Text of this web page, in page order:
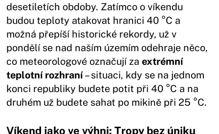
desetiletích obdoby. Zatímco o víkendu
budou teploty atakovat hranici 40 °C a
možná přepíší historické rekordy, už v
pondělí se nad naším územím odehraje něco,
co meteorologové označují zaextrémní
teplotní rozhraní– situaci, kdy se na jednom
konci republiky budete potit při 40 °C a na
druhém už budete sahat po mikině při 25 °C.
Víkend jako ve výhni: Tropy bez úniku